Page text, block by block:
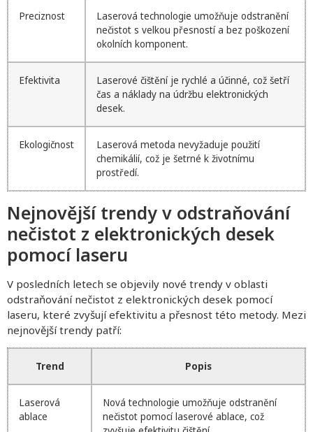
Preciznost
Laserová technologie umožňuje odstranění
nečistot s velkou přesností a bez poškození
okolních komponent.
Efektivita
Laserové čištění je rychlé a účinné, což šetří
čas a náklady na údržbu elektronických
desek.
Ekologičnost
Laserová metoda nevyžaduje použití
chemikálií, což je šetrné k životnímu
prostředí.
Nejnovější trendy v odstraňování
nečistot z elektronických desek
pomocí laseru
V posledních letech se objevily nové trendy v oblasti
odstraňování nečistot z elektronických desek pomocí
laseru, které zvyšují efektivitu a přesnost této metody. Mezi
nejnovější trendy patří:
Trend Popis
Laserová
ablace
Nová technologie umožňuje odstranění
nečistot pomocí laserové ablace, což